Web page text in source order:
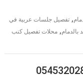
,تفصيل جلسات عربية في
,محلات تفصيل كنب